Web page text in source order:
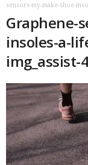
sensors-my-make-shoe-
Graphene-
insoles-a-
img_assist-